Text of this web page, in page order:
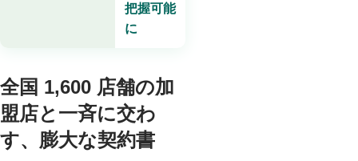
把握可能
に
全国 1,600 店舗の加
盟店と一斉に交わ
す、膨大な契約書